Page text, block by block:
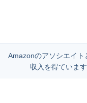
Amazonのアソシエイト
収入を得ています